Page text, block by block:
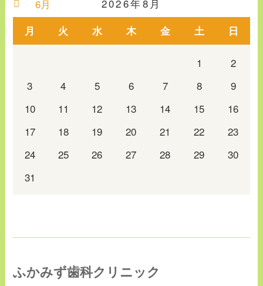
2026年8月
月 火 水 木 金 土 日
6月
1
2
3
4 5 6 7 8
9
10
11 12 13 14 15
16
17
18 19 20 21 22
23
24
25 26 27 28 29
30
31
ふかみず歯科クリニック